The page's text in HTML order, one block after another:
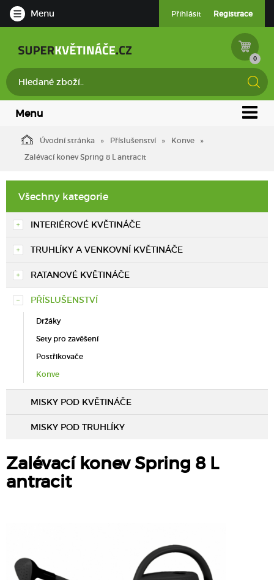
Menu Přihlásit Registrace
0
Menu
Úvodní stránka Příslušenství
Konve
Zalévací konev Spring 8 L antracit
Všechny kategorie
INTERIÉROVÉ KVĚTINÁČE
TRUHLÍKY A VENKOVNÍ KVĚTINÁČE
RATANOVÉ KVĚTINÁČE
PŘÍSLUŠENSTVÍ
Držáky
Sety pro zavěšení
Postřikovače
Konve
MISKY POD KVĚTINÁČE
MISKY POD TRUHLÍKY
Zalévací konev Spring 8 L
antracit